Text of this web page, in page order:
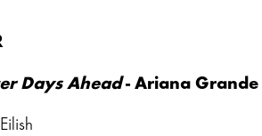
Days Ahead- Ariana Grande